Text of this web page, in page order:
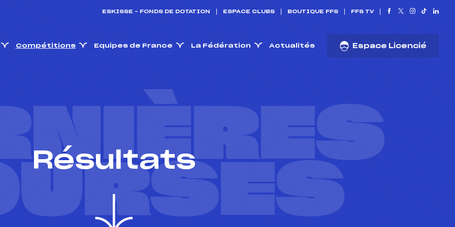
ESKISSE – FONDS DE DOTATION ESPACE CLUBS BOUTIQUE FFS FFS TV
Compétitions Equipes de France La Fédération Actualités Espace Licencié
Résultats